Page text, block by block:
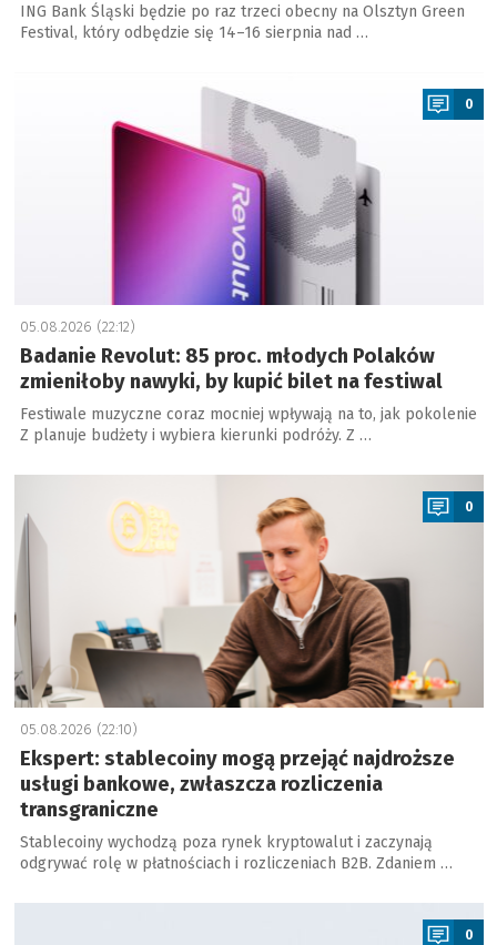
ING Bank Śląski będzie po raz trzeci obecny na Olsztyn Green
Festival, który odbędzie się 14–16 sierpnia nad …
0
05.08.2026 (22:12)
Badanie Revolut: 85 proc. młodych Polaków
zmieniłoby nawyki, by kupić bilet na festiwal
Festiwale muzyczne coraz mocniej wpływają na to, jak pokolenie
Z planuje budżety i wybiera kierunki podróży. Z …
a
0
05.08.2026 (22:10)
Ekspert: stablecoiny mogą przejąć najdroższe
usługi bankowe, zwłaszcza rozliczenia
transgraniczne
Stablecoiny wychodzą poza rynek kryptowalut i zaczynają
odgrywać rolę w płatnościach i rozliczeniach B2B. Zdaniem …
a
0